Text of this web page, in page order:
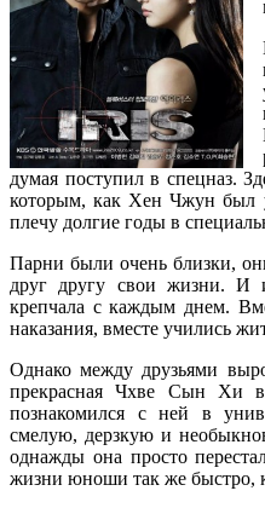
думая поступил в спецназ.
которым, как Хен Чжун был
плечу долгие годы в
Парни были очень близки,
друг другу свои жизни. И
крепчала с каждым днем.
наказания, вместе учились
Однако между друзьями
прекрасная Чхве Сын Хи
познакомился с ней в
смелую, дерзкую и
однажды она просто
жизни юноши так же быстро,